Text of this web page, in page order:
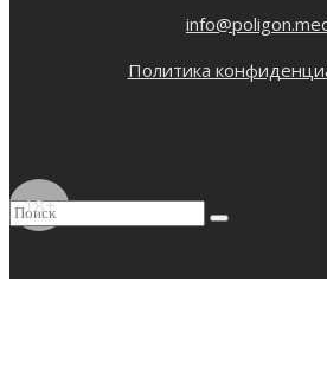
Политика
18+